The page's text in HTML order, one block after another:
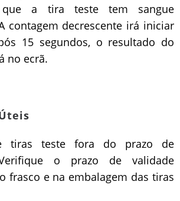
que a tira teste tem sangue
contagem decrescente irá iniciar
15 segundos, o resultado do
no ecrã.
tiras teste fora do prazo de
o prazo de validade
frasco e na embalagem das tiras